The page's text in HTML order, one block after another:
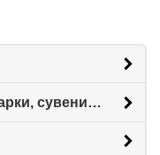
Мыло, косметика, свечи, подарки, сувениры.